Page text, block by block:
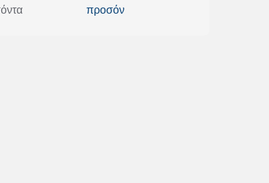
προσόν